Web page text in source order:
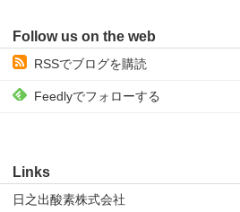
Follow us on the web
RSSでブログを購読
Feedlyでフォローする
Links
日之出酸素株式会社